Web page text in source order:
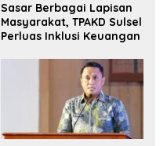
Sasar Berbagai Lapisan
Masyarakat, TPAKD Sulsel
Perluas Inklusi Keuangan